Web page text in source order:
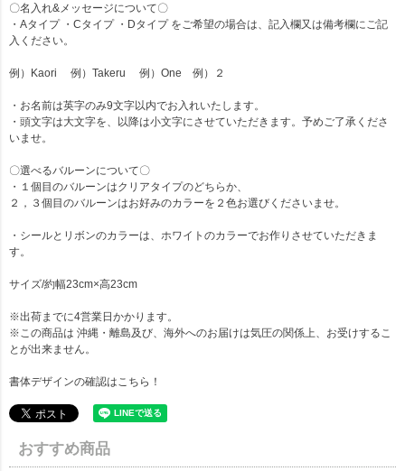
〇名入れ&メッセージについて〇
・Aタイプ ・Cタイプ ・Dタイプ をご希望の場合は、記入欄又は備考欄にご記
入ください。
例）Kaori 例）Takeru 例）One 例）２
・お名前は英字のみ9文字以内でお入れいたします。
・頭文字は大文字を、以降は小文字にさせていただきます。予めご了承くださ
いませ。
〇選べるバルーンについて〇
・１個目のバルーンはクリアタイプのどちらか、
２，３個目のバルーンはお好みのカラーを２色お選びくださいませ。
・シールとリボンのカラーは、ホワイトのカラーでお作りさせていただきま
す。
サイズ/約幅23cm×高23cm
※出荷までに4営業日かかります。
※この商品は 沖縄・離島及び、海外へのお届けは気圧の関係上、お受けするこ
とが出来ません。
書体デザインの確認はこちら！
おすすめ商品